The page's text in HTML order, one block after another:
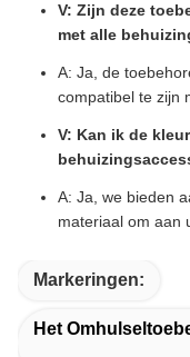
V: Zijn deze
met alle
A: Ja, de
compatibel te zijn
V: Kan ik de
A: Ja, we bieden
materiaal om aan
Markeringen:
Het